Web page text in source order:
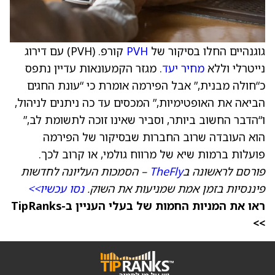
גוגנהיים החלו בסיקור של PVH
קורפ. (PVH) עם דירוג
נייטרלי וללא מחיר יעד. מגזר הקמעונאות עדיין נתפס
כ“חולה מבנית,” אבל הפירמה אומרת כי “עונת החגים
הביאה את האופטימיות,” המכסים עד כה ניתנים לניהול,
ו“הדבר החשוב ביותר, וסביר שאינו זוכה לתשומת לב,”
הוא העובדה שרוב החברות שבסיקור של הפירמה
פועלות ברמות שיא של מרווח גולמי, או קרוב לכך.
פורסם לראשונה בTheFly – הסמכות העליונה לחדשות
פיננסיות בזמן אמת שמניעות את השוק.נסו עכשיו>>
ראו את המניות החמות של בעלי העניין ב-TipRanks
>>